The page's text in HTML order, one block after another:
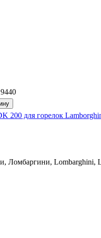
200 для горелок
Ломбаргини, Lombarghini,